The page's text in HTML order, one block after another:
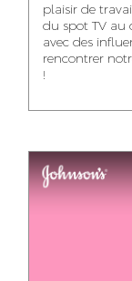
MERYEM OUALHAN
TRAFFIC MANAGER
HOUMALY
plaisir de
du spot TV au
avec des
rencontrer
!